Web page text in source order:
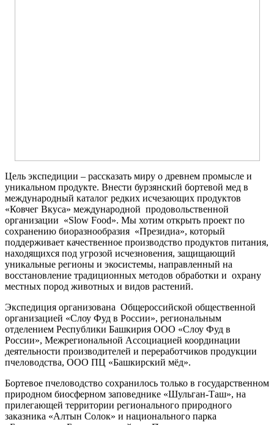
Цель экспедиции – рассказать миру о древнем промысле и
уникальном продукте. Внести бурзянский бортевой мед в
международный каталог редких исчезающих продуктов
«Ковчег Вкуса» международной продовольственной
организации «Slow Food». Мы хотим открыть проект по
сохранению биоразнообразия «Президиа», который
поддерживает качественное производство продуктов питания,
находящихся под угрозой исчезновения, защищающий
уникальные регионы и экосистемы, направленный на
восстановление традиционных методов обработки и охрану
местных пород животных и видов растений.
Экспедиция организована Общероссийской общественной
организацией «Слоу Фуд в России», региональным
отделением Республики Башкирия ООО «Слоу Фуд в
России», Межрегиональной Ассоциацией координации
деятельности производителей и переработчиков продукции
пчеловодства, ООО ПЦ «Башкирский мёд».
Бортевое пчеловодство сохранилось только в государственном
природном биосферном заповеднике «Шульган-Таш», на
прилегающей территории регионального природного
заказника «Алтын Солок» и национального парка